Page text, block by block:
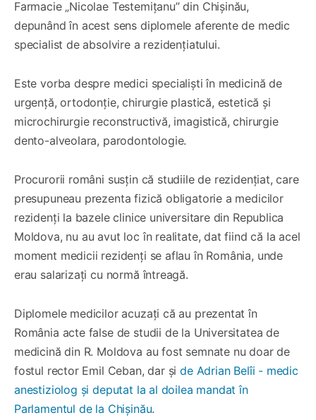
Farmacie „Nicolae Testemițanu” din Chișinău,
depunând în acest sens diplomele aferente de medic
specialist de absolvire a rezidențiatului.
Este vorba despre medici specialiști în medicină de
urgență, ortodonție, chirurgie plastică, estetică și
microchirurgie reconstructivă, imagistică, chirurgie
dento-alveolara, parodontologie.
Procurorii români susțin că studiile de rezidențiat, care
presupuneau prezenta fizică obligatorie a medicilor
rezidenți la bazele clinice universitare din Republica
Moldova, nu au avut loc în realitate, dat fiind că la acel
moment medicii rezidenți se aflau în România, unde
erau salarizați cu normă întreagă.
Diplomele medicilor acuzați că au prezentat în
România acte false de studii de la Universitatea de
medicină din R. Moldova au fost semnate nu doar de
fostul rector Emil Ceban, dar șide Adrian Belîi - medic
anestiziolog și deputat la al doilea mandat în
Parlamentul de la Chișinău.